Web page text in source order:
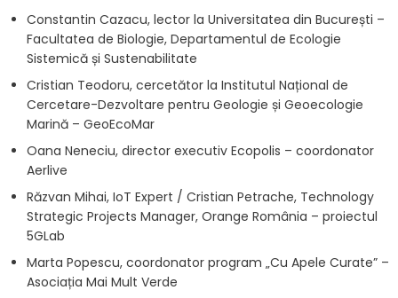
Constantin Cazacu, lector la Universitatea din București –
Facultatea de Biologie, Departamentul de Ecologie
Sistemică și Sustenabilitate
Cristian Teodoru, cercetător la Institutul Național de
Cercetare-Dezvoltare pentru Geologie și Geoecologie
Marină – GeoEcoMar
Oana Neneciu, director executiv Ecopolis – coordonator
Aerlive
Răzvan Mihai, IoT Expert / Cristian Petrache, Technology
Strategic Projects Manager, Orange România – proiectul
5GLab
Marta Popescu, coordonator program „Cu Apele Curate” –
Asociația Mai Mult Verde